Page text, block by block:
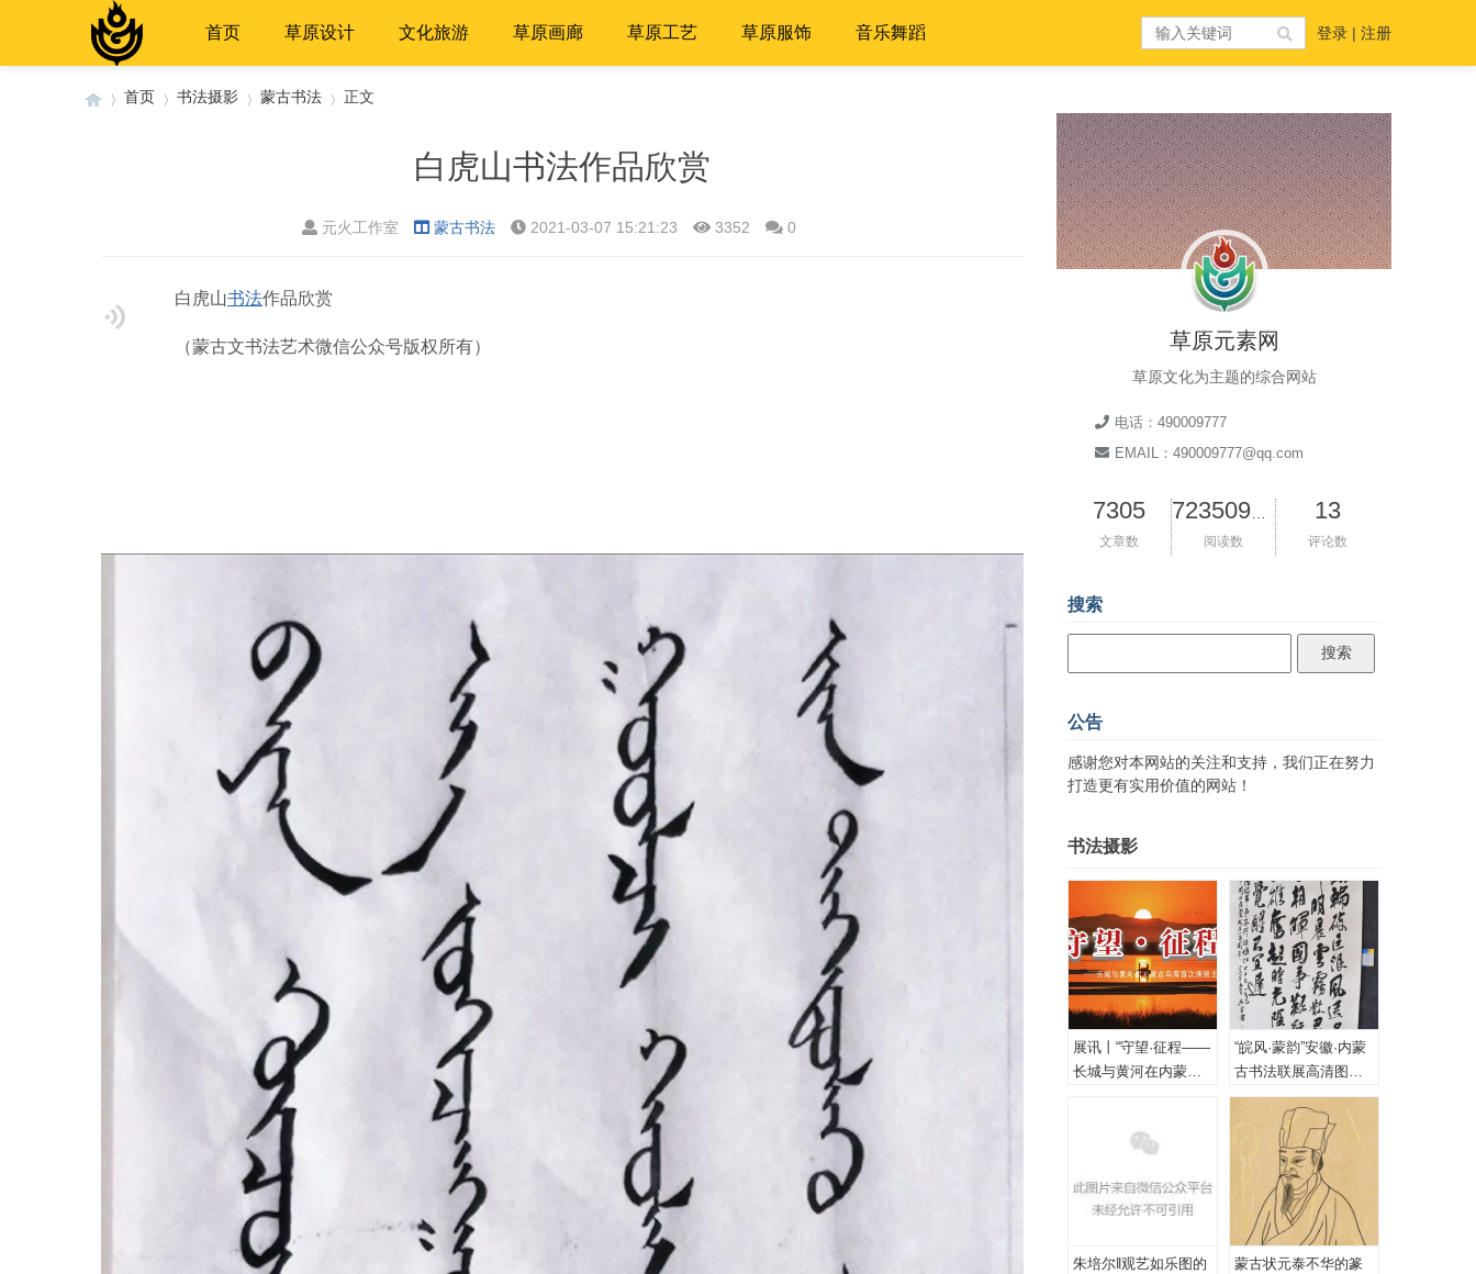
首页 草原设计 文化旅游 草原画廊 草原工艺 草原服饰 音乐舞蹈 登录 | 注册
首页 书法摄影 蒙古书法 正文
白虎山书法作品欣赏
元火工作室 蒙古书法 2021-03-07 15:21:23 3352 0
白虎山书法作品欣赏
（蒙古文书法艺术微信公众号版权所有） 草原元素网
草原文化为主题的综合网站
电话：490009777
EMAIL：490009777@qq.com
7305
文章数 阅读数
13
评论数
搜索
公告
感谢您对本网站的关注和支持，我们正在努力
打造更有实用价值的网站！
书法摄影
展讯丨“守望·征程——
长城与黄河在内蒙古
“皖风·蒙韵”安徽·内蒙
古书法联展高清图
（一、特邀作品）
朱培尔‖观艺如乐图的
蒙古状元泰不华的篆